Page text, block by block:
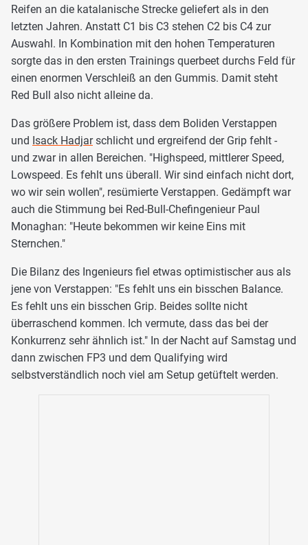
Reifen an die katalanische Strecke geliefert als in den
letzten Jahren. Anstatt C1 bis C3 stehen C2 bis C4 zur
Auswahl. In Kombination mit den hohen Temperaturen
sorgte das in den ersten Trainings querbeet durchs Feld für
einen enormen Verschleiß an den Gummis. Damit steht
Red Bull also nicht alleine da.
Das größere Problem ist, dass dem Boliden Verstappen
und Isack Hadjarschlicht und ergreifend der Grip fehlt -
und zwar in allen Bereichen. "Highspeed, mittlerer Speed,
Lowspeed. Es fehlt uns überall. Wir sind einfach nicht dort,
wo wir sein wollen", resümierte Verstappen. Gedämpft war
auch die Stimmung bei Red-Bull-Chefingenieur Paul
Monaghan: "Heute bekommen wir keine Eins mit
Sternchen."
Die Bilanz des Ingenieurs fiel etwas optimistischer aus als
jene von Verstappen: "Es fehlt uns ein bisschen Balance.
Es fehlt uns ein bisschen Grip. Beides sollte nicht
überraschend kommen. Ich vermute, dass das bei der
Konkurrenz sehr ähnlich ist." In der Nacht auf Samstag und
dann zwischen FP3 und dem Qualifying wird
selbstverständlich noch viel am Setup getüftelt werden.